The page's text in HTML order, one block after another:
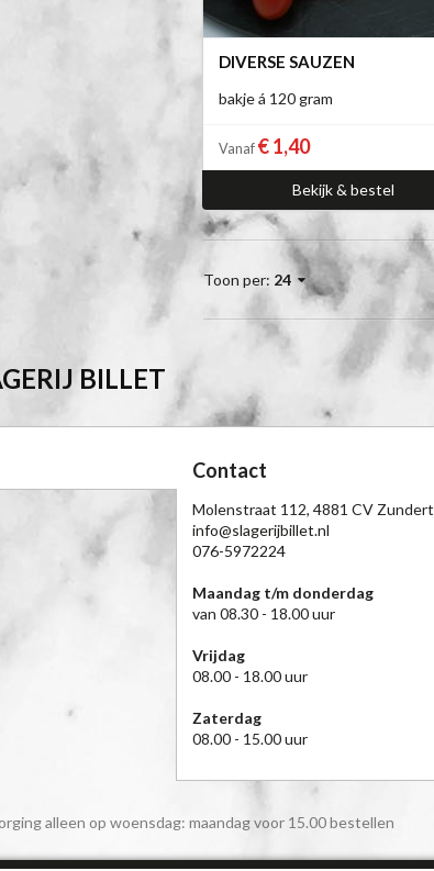
DIVERSE SAUZEN
bakje á 120 gram
Vanaf € 1,40
Bekijk & bestel
Toon per: 24
BILLET
Contact
Molenstraat 112, 4881 CV Zundert
info@slagerijbillet.nl
076-5972224
Maandag t/m donderdag
van 08.30 - 18.00 uur
Vrijdag
08.00 - 18.00 uur
Zaterdag
08.00 - 15.00 uur
alleen op woensdag: maandag voor 15.00 bestellen